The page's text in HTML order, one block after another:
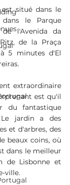
situé dans le
le Parque
l'Avenida da
de la Praça
5 minutes d'El
extraordinaire
est qu'il
du fantastique
jardin a des
et d'arbres, des
beaux coins, où
dans le meilleur
de Lisbonne et
ville.